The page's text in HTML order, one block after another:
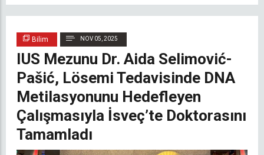
Bilim NOV 05, 2025
IUS Mezunu Dr. Aida Selimović-
Pašić, Lösemi Tedavisinde DNA
Metilasyonunu Hedefleyen
Çalışmasıyla İsveç’te Doktorasını
Tamamladı